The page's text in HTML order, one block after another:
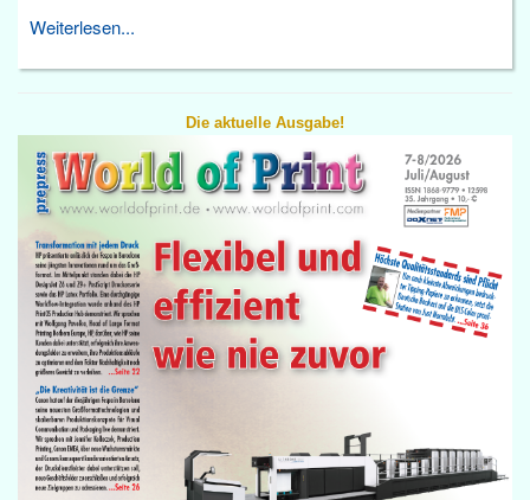
Weiterlesen...
Die aktuelle Ausgabe!